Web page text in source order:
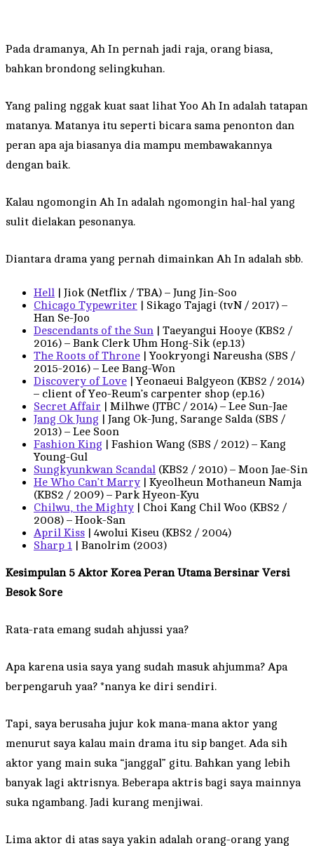
Pada dramanya, Ah In pernah jadi raja, orang biasa,
bahkan brondong selingkuhan.
Yang paling nggak kuat saat lihat Yoo Ah In adalah tatapan
matanya. Matanya itu seperti bicara sama penonton dan
peran apa aja biasanya dia mampu membawakannya
dengan baik.
Kalau ngomongin Ah In adalah ngomongin hal-hal yang
sulit dielakan pesonanya.
Diantara drama yang pernah dimainkan Ah In adalah sbb.
Hell | Jiok (Netflix / TBA) – Jung Jin-Soo
Chicago Typewriter | Sikago Tajagi (tvN / 2017) –
Han Se-Joo
Descendants of the Sun | Taeyangui Hooye (KBS2 /
2016) – Bank Clerk Uhm Hong-Sik (ep.13)
The Roots of Throne | Yookryongi Nareusha (SBS /
2015-2016) – Lee Bang-Won
Discovery of Love | Yeonaeui Balgyeon (KBS2 / 2014)
– client of Yeo-Reum’s carpenter shop (ep.16)
Secret Affair | Milhwe (JTBC / 2014) – Lee Sun-Jae
Jang Ok Jung | Jang Ok-Jung, Sarange Salda (SBS /
2013) – Lee Soon
Fashion King | Fashion Wang (SBS / 2012) – Kang
Young-Gul
Sungkyunkwan Scandal (KBS2 / 2010) – Moon Jae-Sin
He Who Can’t Marry | Kyeolheun Mothaneun Namja
(KBS2 / 2009) – Park Hyeon-Kyu
Chilwu, the Mighty | Choi Kang Chil Woo (KBS2 /
2008) – Hook-San
April Kiss | 4wolui Kiseu (KBS2 / 2004)
Sharp 1 | Banolrim (2003)
Kesimpulan 5 Aktor Korea Peran Utama Bersinar Versi
Besok Sore
Rata-rata emang sudah ahjussi yaa?
Apa karena usia saya yang sudah masuk ahjumma? Apa
berpengaruh yaa? *nanya ke diri sendiri.
Tapi, saya berusaha jujur kok mana-mana aktor yang
menurut saya kalau main drama itu sip banget. Ada sih
aktor yang main suka “janggal” gitu. Bahkan yang lebih
banyak lagi aktrisnya. Beberapa aktris bagi saya mainnya
suka ngambang. Jadi kurang menjiwai.
Lima aktor di atas saya yakin adalah orang-orang yang